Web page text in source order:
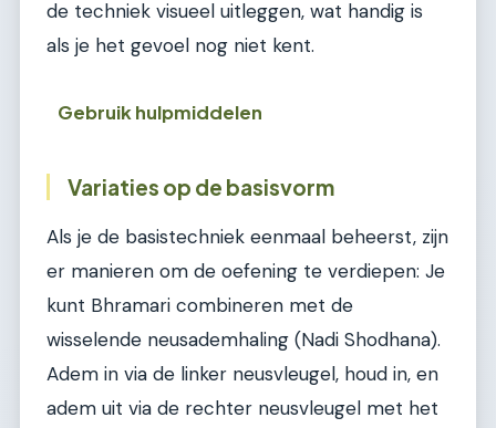
de techniek visueel uitleggen, wat handig is
als je het gevoel nog niet kent.
Gebruik hulpmiddelen
Variaties op de basisvorm
Als je de basistechniek eenmaal beheerst, zijn
er manieren om de oefening te verdiepen: Je
kunt Bhramari combineren met de
wisselende neusademhaling (Nadi Shodhana).
Adem in via de linker neusvleugel, houd in, en
adem uit via de rechter neusvleugel met het